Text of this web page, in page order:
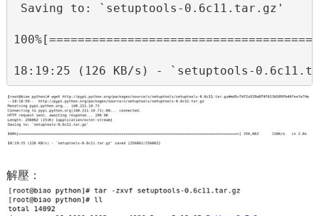
Saving to: `setuptools-0.6c11.tar.gz'
18:19:25 (126 KB/s) - `setuptools-
解壓：